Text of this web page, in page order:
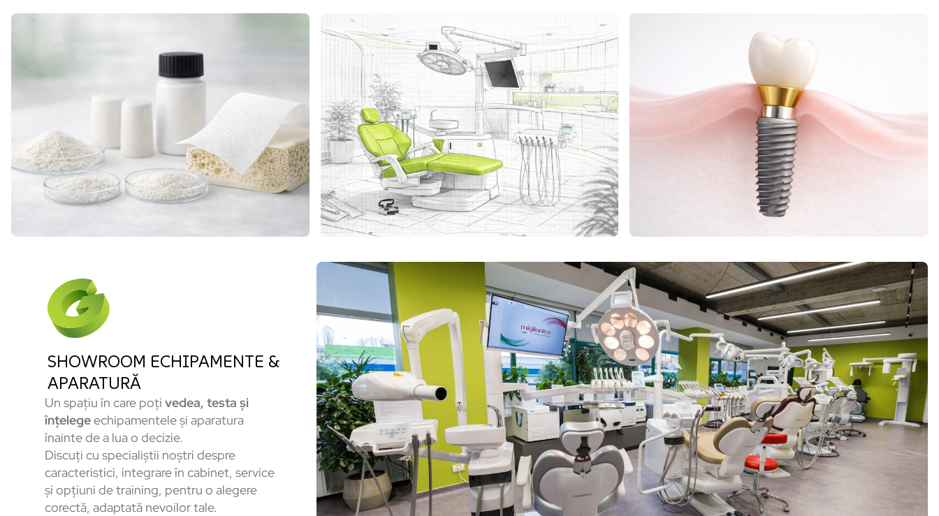
SHOWROOM ECHIPAMENTE &
APARATURĂ
Un spațiu în care poți vedea, testa și
înțelegeechipamentele și aparatura
înainte de a lua o decizie.
Discuți cu specialiștii noștri despre
caracteristici, integrare în cabinet, service
și opțiuni de training, pentru o alegere
corectă, adaptată nevoilor tale.